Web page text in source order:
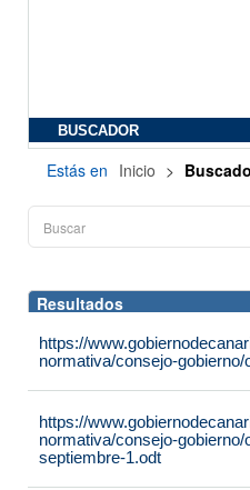
BUSCADOR
Estás en Inicio >
Resultados
https://
normativa/consejo-
https://
normativa/consejo-
septiembre-1.odt